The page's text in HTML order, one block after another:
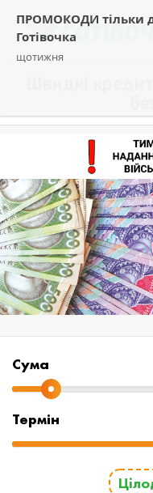
ПРОМОКОДИ тільки
Готівочка
щотижня
Швидкі
Cума
Термін